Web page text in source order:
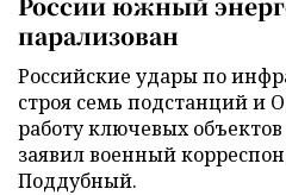
парализован
Российские удары по
строя семь подстанций и
работу ключевых
заявил военный
Поддубный.